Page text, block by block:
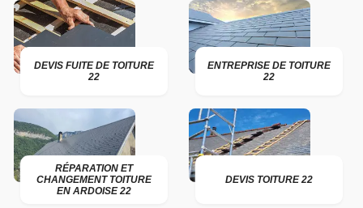
DEVIS FUITE DE TOITURE
22
ENTREPRISE DE TOITURE
22
RÉPARATION ET
CHANGEMENT TOITURE
EN ARDOISE 22
DEVIS TOITURE 22